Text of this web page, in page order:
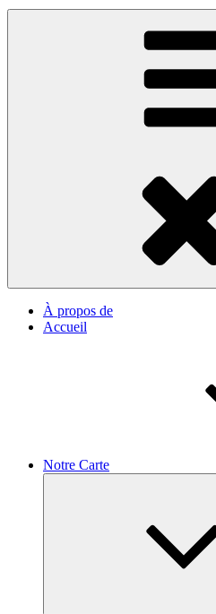
À propos de
Accueil
Notre Carte